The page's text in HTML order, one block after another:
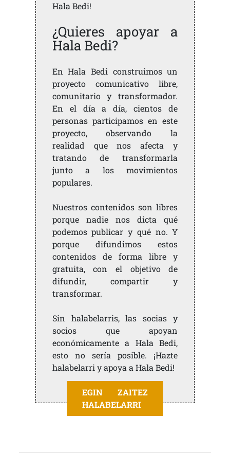
Hala Bedi!
¿Quieres apoyar a
Hala Bedi?
En Hala Bedi construimos un
proyecto comunicativo libre,
comunitario y transformador.
En el día a día, cientos de
personas participamos en este
proyecto, observando la
realidad que nos afecta y
tratando de transformarla
junto a los movimientos
populares.
Nuestros contenidos son libres
porque nadie nos dicta qué
podemos publicar y qué no. Y
porque difundimos estos
contenidos de forma libre y
gratuita, con el objetivo de
difundir, compartir y
transformar.
Sin halabelarris, las socias y
socios que apoyan
económicamente a Hala Bedi,
esto no sería posible. ¡Hazte
halabelarri y apoya a Hala Bedi!
EGIN ZAITEZ
HALABELARRI